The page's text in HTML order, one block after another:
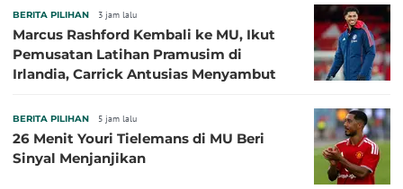
BERITA PILIHAN 3 jam lalu
Marcus Rashford Kembali ke MU, Ikut
Pemusatan Latihan Pramusim di
Irlandia, Carrick Antusias Menyambut
BERITA PILIHAN 5 jam lalu
26 Menit Youri Tielemans di MU Beri
Sinyal Menjanjikan